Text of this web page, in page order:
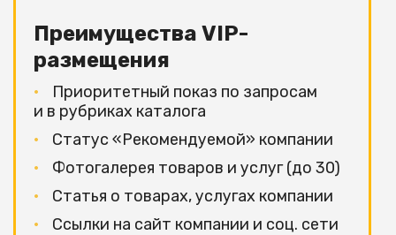
Преимущества VIP-
размещения
Приоритетный показ по запросам
и в рубриках каталога
Статус «Рекомендуемой» компании
Фотогалерея товаров и услуг (до 30)
Статья о товарах, услугах компании
Ссылки на сайт компании и соц. сети